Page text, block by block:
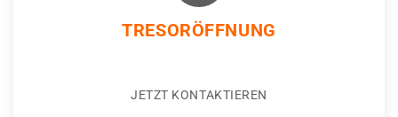
TRESORÖFFNUNG
JETZT KONTAKTIEREN